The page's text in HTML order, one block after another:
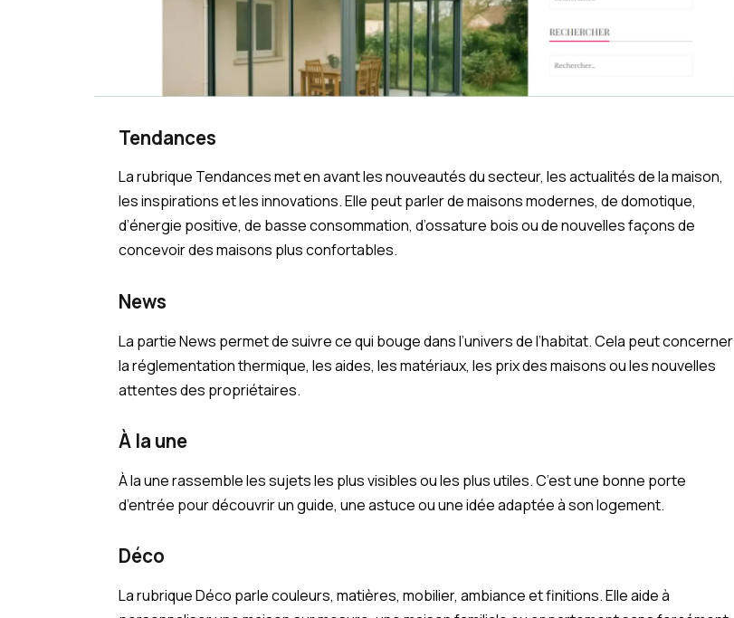
Tendances
La rubrique Tendances met en avant les nouveautés du secteur, les actualités de la maison,
les inspirations et les innovations. Elle peut parler de maisons modernes, de domotique,
d’énergie positive, de basse consommation, d’ossature bois ou de nouvelles façons de
concevoir des maisons plus confortables.
News
La partie News permet de suivre ce qui bouge dans l’univers de l’habitat. Cela peut concerner
la réglementation thermique, les aides, les matériaux, les prix des maisons ou les nouvelles
attentes des propriétaires.
À la une
À la une rassemble les sujets les plus visibles ou les plus utiles. C’est une bonne porte
d’entrée pour découvrir un guide, une astuce ou une idée adaptée à son logement.
Déco
La rubrique Déco parle couleurs, matières, mobilier, ambiance et finitions. Elle aide à